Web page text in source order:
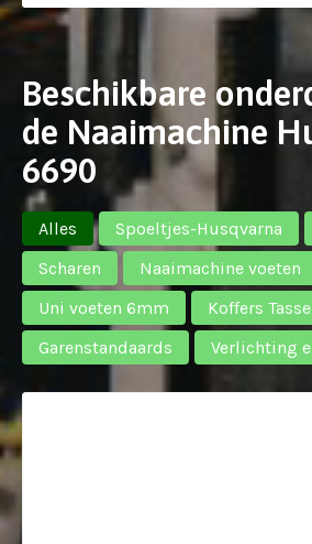
Beschikbare
de Naaimachine
6690
Alles Spoeltjes-Husqvarna
Scharen
Naaimachine voeten
Uni voeten 6mm
Koffers
Garenstandaards
Verlichting